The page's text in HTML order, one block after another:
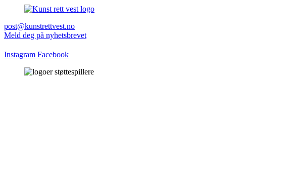
post@kunstrettvest.no
Meld deg på nyhetsbrevet
Instagram Facebook